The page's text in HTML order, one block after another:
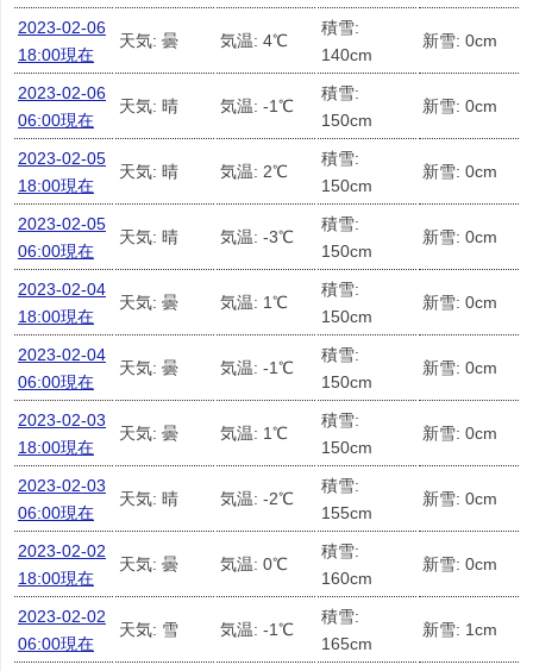
2023-02-06
18:00現在
天気: 曇 気温: 4℃
積雪:
140cm
新雪: 0cm
2023-02-06
06:00現在
天気: 晴 気温: -1℃
積雪:
150cm
新雪: 0cm
2023-02-05
18:00現在
天気: 晴 気温: 2℃
積雪:
150cm
新雪: 0cm
2023-02-05
06:00現在
天気: 晴 気温: -3℃
積雪:
150cm
新雪: 0cm
2023-02-04
18:00現在
天気: 曇 気温: 1℃
積雪:
150cm
新雪: 0cm
2023-02-04
06:00現在
天気: 曇 気温: -1℃
積雪:
150cm
新雪: 0cm
2023-02-03
18:00現在
天気: 曇 気温: 1℃
積雪:
150cm
新雪: 0cm
2023-02-03
06:00現在
天気: 晴 気温: -2℃
積雪:
155cm
新雪: 0cm
2023-02-02
18:00現在
天気: 曇 気温: 0℃
積雪:
160cm
新雪: 0cm
2023-02-02
06:00現在
天気: 雪 気温: -1℃
積雪:
165cm
新雪: 1cm